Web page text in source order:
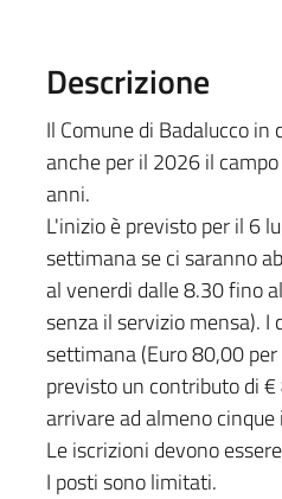
Descrizione
Il Comune di Badalucco
anche per il 2026 il
anni.
L'inizio è previsto per il 6
settimana se ci saranno
al venerdi dalle 8.30 fino
senza il servizio mensa).
settimana (Euro 80,00
previsto un contributo di
arrivare ad almeno
Le iscrizioni devono
I posti sono limitati.